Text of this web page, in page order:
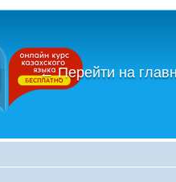
←Перейти на